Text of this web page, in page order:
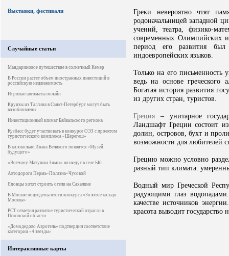
Выставки, фестивали
Случайные статьи
Мандариновое путешествие в солнечный Кемер
В России растет объем иностранных инвестиций в
российскую недвижимость
Игровые автоматы онлайн
Круизы из Таллина в Санкт-Петербург могут быть
возобновлены
Инвестиционный климат Байкальского региона
Кузбасс будет участвовать в конкурсе ОЭЗ с проектом
туристического комплекса «Шерегеш»
В колокольне Ивана Великого появится «Музей
будущего»
«Вотчину Матушки Зимы» возведут в селе Ыб
Автодорога Пермь–Полазна–Чусовой
Японцы хотят строить отели на Сахалине
В Москве подведены итоги конкурса «Золотое кольцо
Москвы»
РСТ отметил развитие туристической отрасли в
Псковской области
«Домодедово Аэротель» подтвердил соответствие
категории «4 звезды»
Интерактивные карты
Греки невероятно чтят
родоначальницей западной
учений, театра, физико-
современных Олимпийских
период его развития
индоевропейских языков.
Только на его письменность
ведь на основе греческого
Богатая история развития
из других стран, туристов.
Греция – унитарное
Ландшафт Греции состоит
долин, островов, бухт и
возможности для любителей
Грецию можно условно
разный тип климата:
Водный мир Греческой
радующими глаз
качестве источников
красота выводит